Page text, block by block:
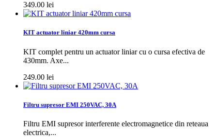
349.00 lei
KIT actuator liniar 420mm cursa
KIT complet pentru un actuator liniar cu o cursa efectiva de
430mm. Axe...
249.00 lei
Filtru supresor EMI 250VAC, 30A
Filtru EMI supresor interferente electromagnetice din reteaua
electrica,...